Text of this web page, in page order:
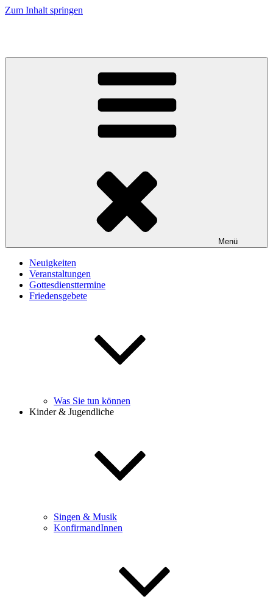
Zum Inhalt springen
Menü
Neuigkeiten
Veranstaltungen
Gottesdiensttermine
Friedensgebete
Was Sie tun können
Kinder & Jugendliche
Singen & Musik
KonfirmandInnen